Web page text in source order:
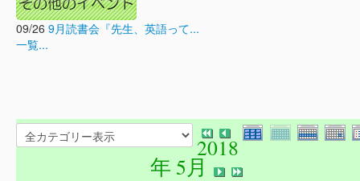
09/26 9月読書会『先生、英語って...
一覧...
2018
年 5月